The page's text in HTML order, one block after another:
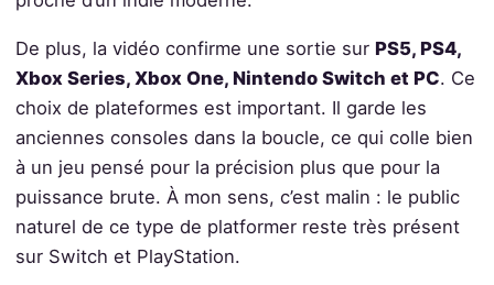
De plus, la vidéo confirme une sortie sur PS5, PS4,
Xbox Series, Xbox One, Nintendo Switch et PC. Ce
choix de plateformes est important. Il garde les
anciennes consoles dans la boucle, ce qui colle bien
à un jeu pensé pour la précision plus que pour la
puissance brute. À mon sens, c’est malin : le public
naturel de ce type de platformer reste très présent
sur Switch et PlayStation.